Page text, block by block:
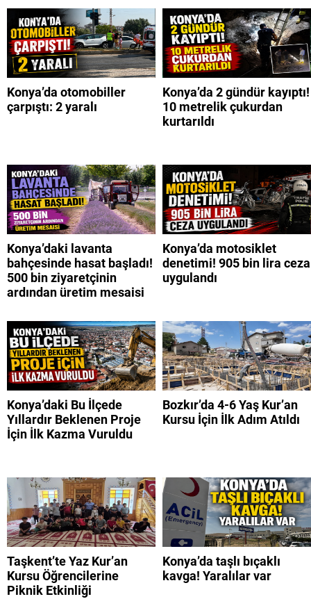
Konya’da otomobiller
çarpıştı: 2 yaralı
Konya’da 2 gündür kayıptı!
10 metrelik çukurdan
kurtarıldı
Konya’daki lavanta
bahçesinde hasat başladı!
500 bin ziyaretçinin
ardından üretim mesaisi
Konya’da motosiklet
denetimi! 905 bin lira ceza
uygulandı
Konya’daki Bu İlçede
Yıllardır Beklenen Proje
İçin İlk Kazma Vuruldu
Bozkır’da 4-6 Yaş Kur’an
Kursu İçin İlk Adım Atıldı
Taşkent’te Yaz Kur’an
Kursu Öğrencilerine
Piknik Etkinliği
Konya’da taşlı bıçaklı
kavga! Yaralılar var